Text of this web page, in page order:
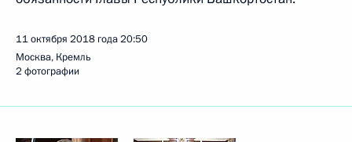
11 октября 2018 года20:50
Москва, Кремль
2 фотографии